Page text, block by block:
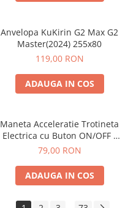
Anvelopa KuKirin G2 Max G2
Master(2024) 255x80
119,00 RON
ADAUGA IN COS
Maneta Acceleratie Trotineta
Electrica cu Buton ON/OFF -
Control Digital 3 in 1
79,00 RON
ADAUGA IN COS